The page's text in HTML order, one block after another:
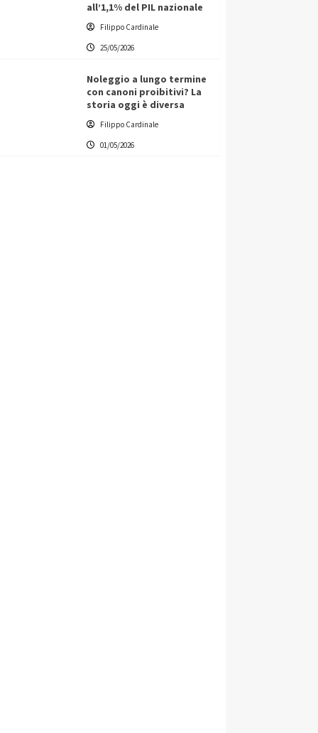
all’1,1% del PIL nazionale
Filippo Cardinale
25/05/2026
Noleggio a lungo termine
con canoni proibitivi? La
storia oggi è diversa
Filippo Cardinale
01/05/2026